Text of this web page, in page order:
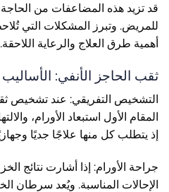
قد تزيد هذه المضاعفات من
للمريض. وتبرز المشكلات التي
أهمية طرق العلاج والرعاية اللاحقة.
ثقب الحاجز الأنفي:
التشخيص التفريقي: عند تشخيص
المقام الأول استبعاد الأورام،
إذ يتطلب كل منها علاجًا جديًا
جراحة الأورام: إذا أشارت نتائج
الإحالات المناسبة. ويُعد سرطان